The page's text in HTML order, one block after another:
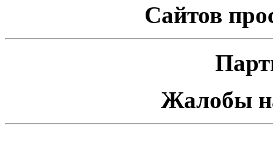
Сайтов
Жалобы